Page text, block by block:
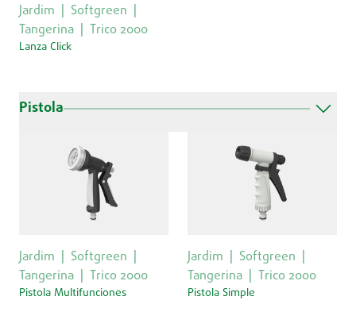
Jardim
Softgreen
Tangerina
Trico 2000
Lanza Click
Pistola
Jardim
Softgreen
Tangerina
Trico 2000
Pistola Multifunciones
Jardim
Softgreen
Tangerina
Trico 2000
Pistola Simple